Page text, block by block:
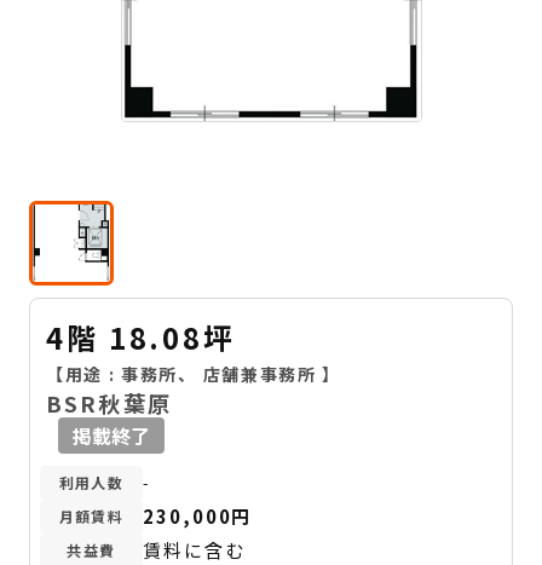
4階 18.08坪
【用途 :事務所、 店舗兼事務所 】
BSR秋葉原
掲載終了
利用人数 -
月額賃料 230,000円
共益費 賃料に含む